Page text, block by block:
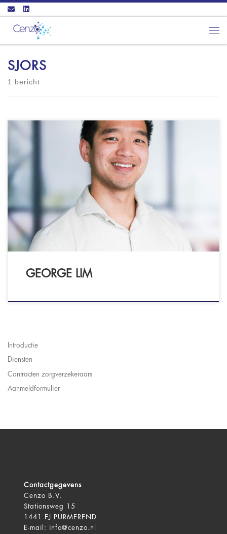
Ga naar inhoud
SJORS
1 bericht
George Lim - Limit Coaching Locatie: Coaching
in regio Zuid-Holland Incompany coaching of op
externe locaties Vestigingslocatie is Rotterdam
Certificering: ICF - PCC niveau TMA Wie ik ben:
Mijn naam is George Lim, geboren en getogen in
Rotterdam. Van jongs af aan bewonder ik de
unieke eigenschappen van ieder mens. […]
GEORGE LIM
Introductie
Diensten
Contracten zorgverzekeraars
Aanmeldformulier
Contactgegevens
Cenzo B.V.
Stationsweg 15
1441 EJ PURMEREND
E-mail:
info@cenzo.nl